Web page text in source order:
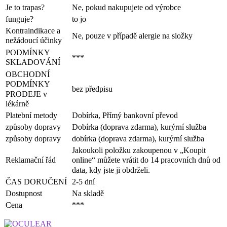
Je to trapas?
Ne, pokud nakupujete od výrobce
funguje?
to jo
Kontraindikace a
nežádoucí účinky
Ne, pouze v případě alergie na složky
PODMÍNKY
SKLADOVÁNÍ
***
OBCHODNÍ
PODMÍNKY
PRODEJE v
lékárně
bez předpisu
Platební metody
Dobírka, Přímý bankovní převod
způsoby dopravy
Dobírka (doprava zdarma), kurýrní služba
způsoby dopravy
dobírka (doprava zdarma), kurýrní služba
Reklamační řád
Jakoukoli položku zakoupenou v „Koupit
online“ můžete vrátit do 14 pracovních dnů od
data, kdy jste ji obdrželi.
ČAS DORUČENÍ
2-5 dní
Dostupnost
Na skladě
Cena
***